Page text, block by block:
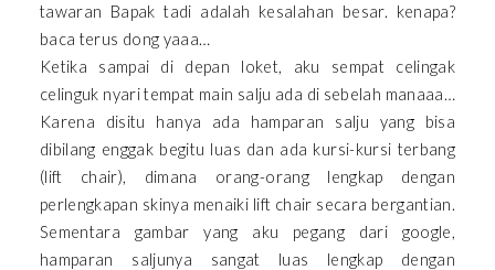
tawaran Bapak tadi adalah kesalahan besar. kenapa?
baca terus dong yaaa…
Ketika sampai di depan loket, aku sempat celingak
celinguk nyari tempat main salju ada di sebelah manaaa…
Karena disitu hanya ada hamparan salju yang bisa
dibilang enggak begitu luas dan ada kursi-kursi terbang
(lift chair), dimana orang-orang lengkap dengan
perlengkapan skinya menaiki lift chair secara bergantian.
Sementara gambar yang aku pegang dari google,
hamparan saljunya sangat luas lengkap dengan